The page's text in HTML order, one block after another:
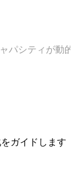
パシティが動
ガイドします